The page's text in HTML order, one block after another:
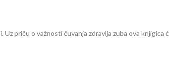
priču o važnosti čuvanja zdravlja zuba ova